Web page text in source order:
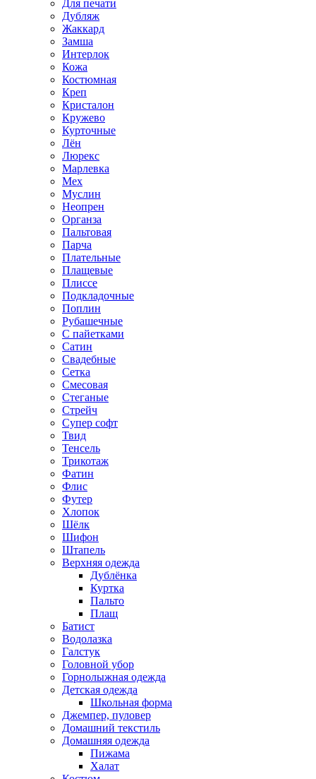
Для печати
Дубляж
Жаккард
Замша
Интерлок
Кожа
Костюмная
Креп
Кристалон
Кружево
Курточные
Лён
Люрекс
Марлевка
Мех
Муслин
Неопрен
Органза
Пальтовая
Парча
Плательные
Плащевые
Плиссе
Подкладочные
Поплин
Рубашечные
С пайетками
Сатин
Свадебные
Сетка
Смесовая
Стеганые
Стрейч
Супер софт
Твид
Тенсель
Трикотаж
Фатин
Флис
Футер
Хлопок
Шёлк
Шифон
Штапель
Верхняя одежда
Дублёнка
Куртка
Пальто
Плащ
Батист
Водолазка
Галстук
Головной убор
Горнолыжная одежда
Детская одежда
Школьная форма
Джемпер, пуловер
Домашний текстиль
Домашняя одежда
Пижама
Халат